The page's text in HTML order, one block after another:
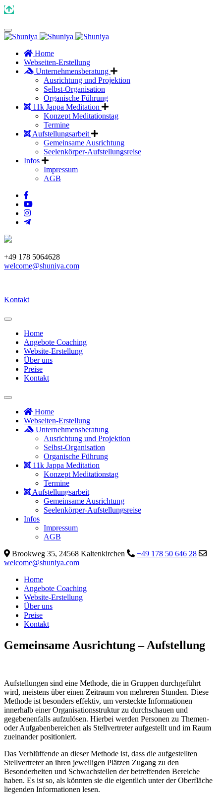
Home
Webseiten-Erstellung
Unternehmensberatung
Ausrichtung und Projektion
Selbst-Organisation
Organische Führung
11k Jappa Meditation
Konzept Meditationstag
Termine
Aufstellungsarbeit
Gemeinsame Ausrichtung
Seelenkörper-Aufstellungsreise
Infos
Impressum
AGB
+49 178 5064628
welcome@shuniya.com
Kontakt
Home
Angebote Coaching
Website-Erstellung
Über uns
Preise
Kontakt
Home
Webseiten-Erstellung
Unternehmensberatung
Ausrichtung und Projektion
Selbst-Organisation
Organische Führung
11k Jappa Meditation
Konzept Meditationstag
Termine
Aufstellungsarbeit
Gemeinsame Ausrichtung
Seelenkörper-Aufstellungsreise
Infos
Impressum
AGB
Brookweg 35, 24568 Kaltenkirchen
+49 178 50 646 28
welcome@shuniya.com
Home
Angebote Coaching
Website-Erstellung
Über uns
Preise
Kontakt
Gemeinsame Ausrichtung – Aufstellung
Aufstellungen sind eine Methode, die in Gruppen durchgeführt
wird, meistens über einen Zeitraum von mehreren Stunden. Diese
Methode ist besonders effektiv, um versteckte Informationen
innerhalb einer Organisationsstruktur zu durchschauen und
gegebenenfalls aufzulösen. Hierbei werden Personen zu Themen-
oder Aufgabenbereichen als Stellvertreter aufgestellt und im Raum
zueinander positioniert.
Das Verblüffende an dieser Methode ist, dass die aufgestellten
Stellvertreter an ihren jeweiligen Plätzen Zugang zu den
Besonderheiten und Schwachstellen der betreffenden Bereiche
haben. Es ist so, als könnten sie die eigentlich unter der Oberfläche
liegenden Informationen lesen.